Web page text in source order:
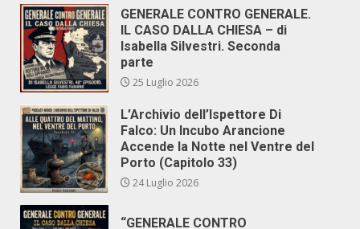
GENERALE CONTRO GENERALE.
IL CASO DALLA CHIESA – di
Isabella Silvestri. Seconda
parte
25 Luglio 2026
L’Archivio dell’Ispettore Di
Falco: Un Incubo Arancione
Accende la Notte nel Ventre del
Porto (Capitolo 33)
24 Luglio 2026
“GENERALE CONTRO